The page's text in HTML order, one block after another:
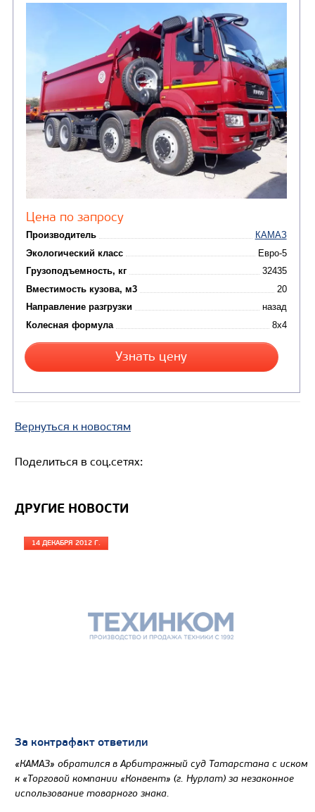
САМОСВАЛ КАМАЗ-6580
Цена по запросу
Грузоподъемность, кг
Направление разгрузки
САМОСВАЛ КАМАЗ-65801
Вернуться к новостям
Поделиться в соц.сетях:
ДРУГИЕ НОВОСТИ
14 ДЕКАБРЯ 2012 Г.
За контрафакт ответили
«КАМАЗ» обратился в Арбитражный суд Татарстана с иском
к «Торговой компании «Конвент» (г. Нурлат) за незаконное
использование товарного знака.